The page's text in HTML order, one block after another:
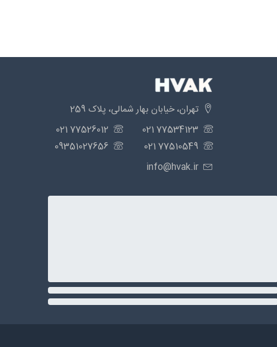
تهران، خیابان بهار شمالی، پلاک 259
77534123 021
77526012 021
77510549 021
09351027656
info@hvak.ir